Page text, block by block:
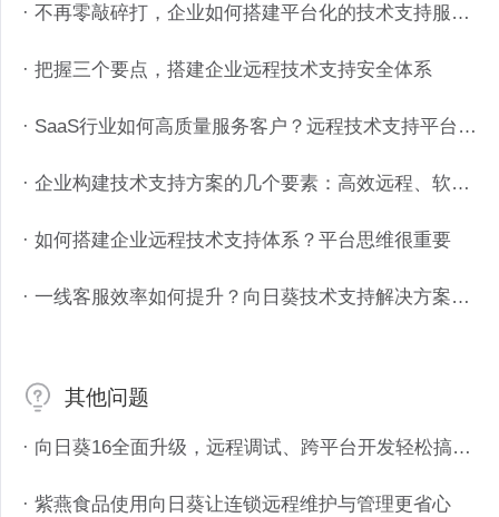
· 不再零敲碎打，企业如何搭建平台化的技术支持服务？
· 把握三个要点，搭建企业远程技术支持安全体系
· SaaS行业如何高质量服务客户？远程技术支持平台如何搭建？
· 企业构建技术支持方案的几个要素：高效远程、软件定制、管理追溯、工单接入
· 如何搭建企业远程技术支持体系？平台思维很重要
· 一线客服效率如何提升？向日葵技术支持解决方案功能解析
其他问题
· 向日葵16全面升级，远程调试、跨平台开发轻松搞定！
· 紫燕食品使用向日葵让连锁远程维护与管理更省心